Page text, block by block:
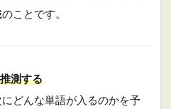
ことです。
測する
どんな単語が入るのかを予